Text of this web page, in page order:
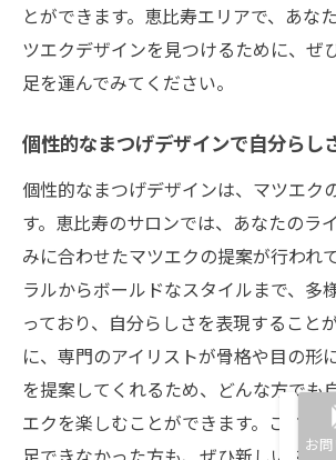
とができます。恵比寿エリアで、あな
ツエクデザインを見つけるために、ぜ
足を運んでみてください。
個性的なまつげデザインで自分らし
個性的なまつげデザインは、マツエク
す。恵比寿のサロンでは、あなたのラ
みに合わせたマツエクの提案が行われ
ラルからボールドなスタイルまで、多
っており、自分らしさを表現すること
に、専門のアイリストが骨格や目の形
を提案してくれるため、どんな方でも
エクを楽しむことができます。これま
お